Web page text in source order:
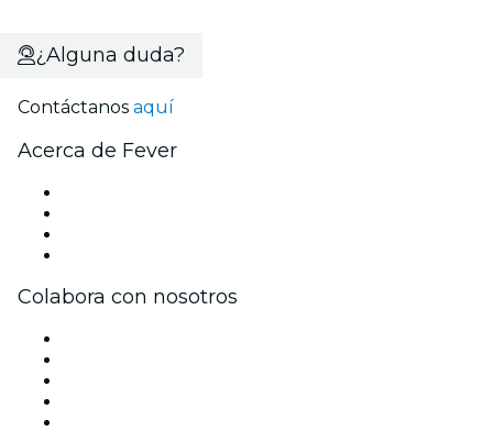
¿Alguna duda?
Contáctanos aquí
Acerca de Fever
Colabora con nosotros